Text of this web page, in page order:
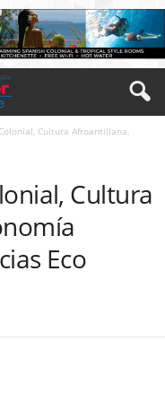
Cultura Afroantillana,
Cultura
Eco